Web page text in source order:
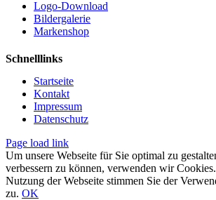
Logo-Download
Bildergalerie
Markenshop
Schnelllinks
Startseite
Kontakt
Impressum
Datenschutz
Page load link
Um unsere Webseite für Sie optimal zu
verbessern zu können, verwenden wir
Nutzung der Webseite stimmen Sie der
zu. OK